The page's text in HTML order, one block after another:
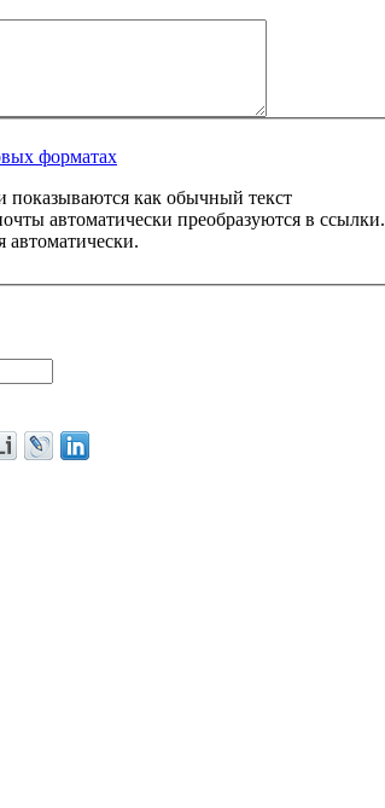
форматах
показываются как обычный текст
автоматически преобразуются в ссылки.
автоматически.